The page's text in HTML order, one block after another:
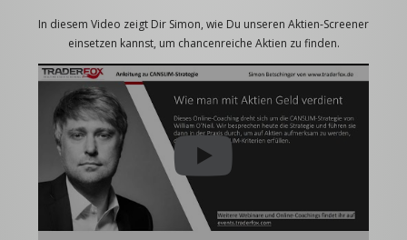
In diesem Video zeigt Dir Simon, wie Du unseren Aktien-Screener
einsetzen kannst, um chancenreiche Aktien zu finden.